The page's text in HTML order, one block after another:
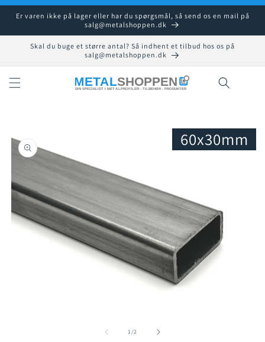
Gå til
indhold
Er varen ikke på lager eller har du spørgsmål, så send os en mail på
salg@metalshoppen.dk
Skal du buge et større antal? Så indhent et tilbud hos os på
salg@metalshoppen.dk
til
1/af2
60x30mm